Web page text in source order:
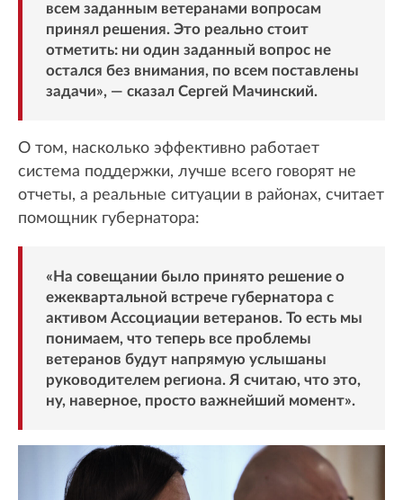
всем заданным ветеранами вопросам
принял решения. Это реально стоит
отметить: ни один заданный вопрос не
остался без внимания, по всем поставлены
задачи», — сказал Сергей Мачинский.
О том, насколько эффективно работает
система поддержки, лучше всего говорят не
отчеты, а реальные ситуации в районах, считает
помощник губернатора:
«На совещании было принято решение о
ежеквартальной встрече губернатора с
активом Ассоциации ветеранов. То есть мы
понимаем, что теперь все проблемы
ветеранов будут напрямую услышаны
руководителем региона. Я считаю, что это,
ну, наверное, просто важнейший момент».